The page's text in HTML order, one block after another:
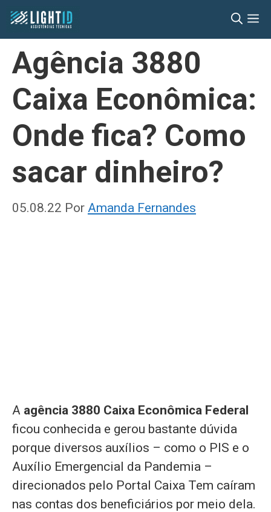
Pular
para
conteúdo
Agência 3880
Caixa Econômica:
Onde fica? Como
sacar dinheiro?
05.08.22 Por Amanda Fernandes
A agência 3880 Caixa Econômica Federal
ficou conhecida e gerou bastante dúvida
porque diversos auxílios – como o PIS e o
Auxílio Emergencial da Pandemia –
direcionados pelo Portal Caixa Tem caíram
nas contas dos beneficiários por meio dela.